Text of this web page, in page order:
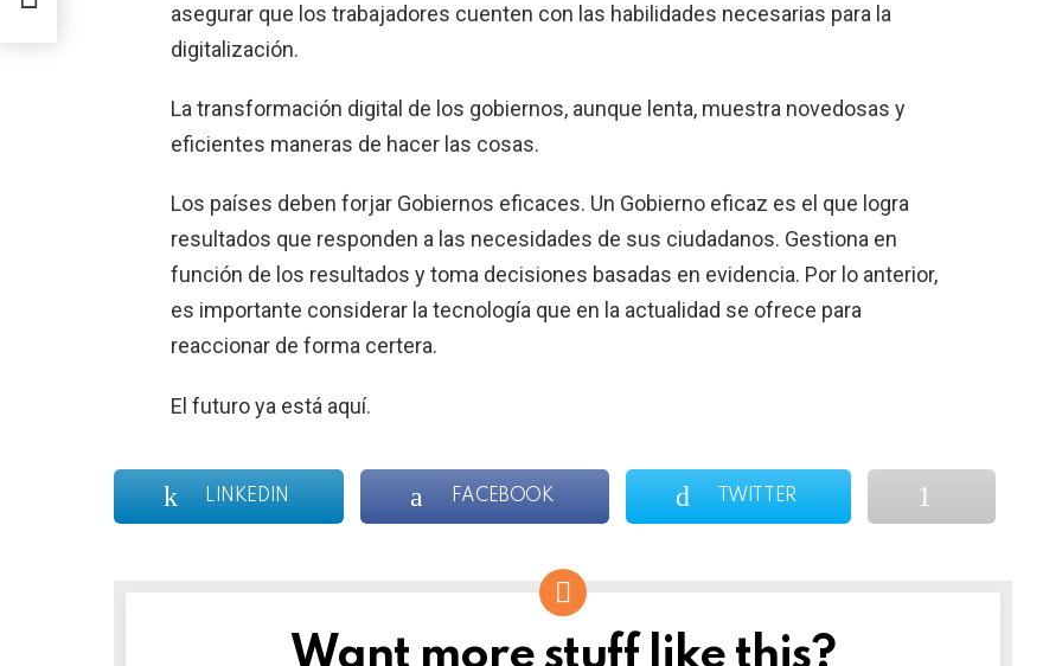
asegurar que los trabajadores cuenten con las habilidades necesarias para la
digitalización.
La transformación digital de los gobiernos, aunque lenta, muestra novedosas y
eficientes maneras de hacer las cosas.
Los países deben forjar Gobiernos eficaces. Un Gobierno eficaz es el que logra
resultados que responden a las necesidades de sus ciudadanos. Gestiona en
función de los resultados y toma decisiones basadas en evidencia. Por lo anterior,
es importante considerar la tecnología que en la actualidad se ofrece para
reaccionar de forma certera.
El futuro ya está aquí.
LINKEDIN FACEBOOK TWITTER
NEWSLETTERWant more stuff like this?